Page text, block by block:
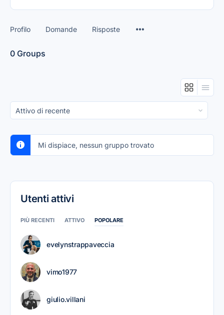
Profilo Domande Risposte
0 Groups
Order
By:
Mi dispiace, nessun gruppo trovato
Utenti attivi
PIÙ RECENTI ATTIVO POPOLARE
evelynstrappaveccia
vimo1977
giulio.villani